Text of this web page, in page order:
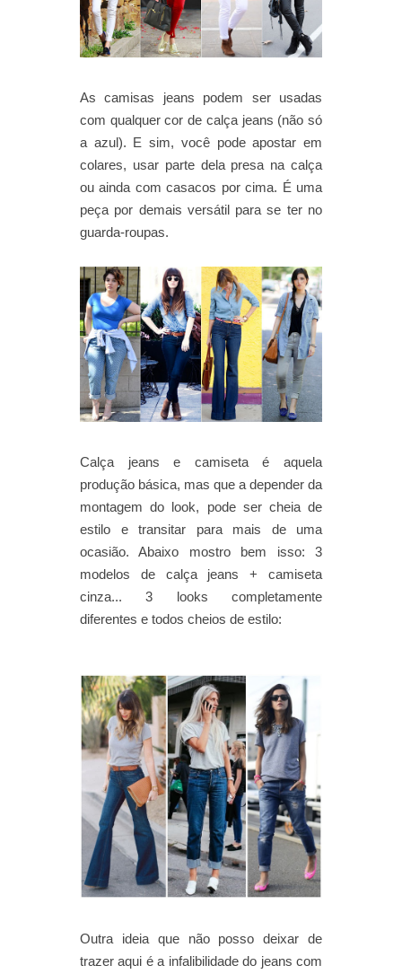
As camisas jeans podem ser usadas
com qualquer cor de calça jeans (não só
a azul). E sim, você pode apostar em
colares, usar parte dela presa na calça
ou ainda com casacos por cima. É uma
peça por demais versátil para se ter no
guarda-roupas.
Calça jeans e camiseta é aquela
produção básica, mas que a depender da
montagem do look, pode ser cheia de
estilo e transitar para mais de uma
ocasião. Abaixo mostro bem isso: 3
modelos de calça jeans + camiseta
cinza... 3 looks completamente
diferentes e todos cheios de estilo:
Outra ideia que não posso deixar de
trazer aqui é a infalibilidade do jeans com